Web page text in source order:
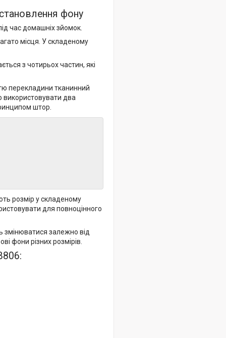
фону
час домашніх зйомок.
місця. У складеному
з чотирьох частин, які
перекладини тканинний
використовувати два
штор.
розмір у складеному
для повноцінного
змінюватися залежно від
фони різних розмірів.